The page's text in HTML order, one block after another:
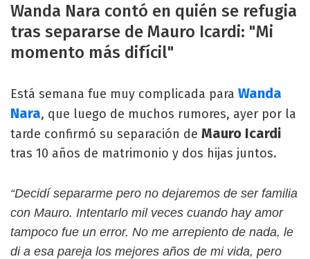
Wanda Nara contó en quién se refugia
tras separarse de Mauro Icardi: "Mi
momento más difícil"
Está semana fue muy complicada para Wanda
Nara, que luego de muchos rumores, ayer por la
tarde confirmó su separación de Mauro Icardi
tras 10 años de matrimonio y dos hijas juntos.
“Decidí separarme pero no dejaremos de ser familia
con Mauro. Intentarlo mil veces cuando hay amor
tampoco fue un error. No me arrepiento de nada, le
di a esa pareja los mejores años de mi vida, pero